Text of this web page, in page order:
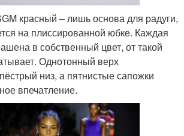
красный – лишь основа для радуги,
на плиссированной юбке. Каждая
в собственный цвет, от такой
Однотонный верх
низ, а пятнистые сапожки
впечатление.